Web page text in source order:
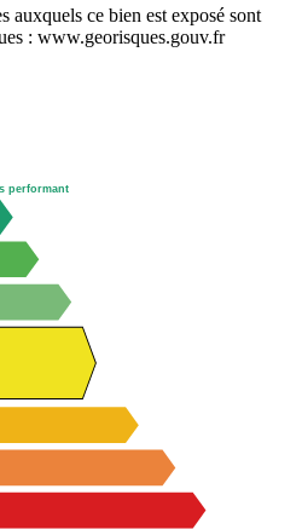
auxquels ce bien est exposé sont
: www.georisques.gouv.fr
performant